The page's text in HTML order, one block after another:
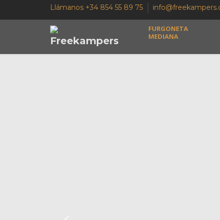
Llámanos +34 854 55 89 75
FURGONETA
MEDIANA